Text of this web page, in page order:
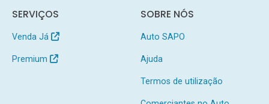
SERVIÇOS
Venda Já
Premium
SOBRE NÓS
Auto SAPO
Ajuda
Termos de utilização